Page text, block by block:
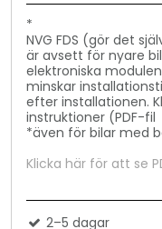
*
NVG FDS (gör det
är avsett för nyare
elektroniska
minskar
efter installationen.
instruktioner (PDF-fil
*även för bilar med
Klicka här för att se
2–5 dagar